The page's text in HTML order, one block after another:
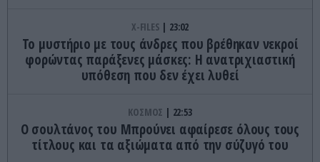
X-FILES 23:02
Το μυστήριο με τους άνδρες που βρέθηκαν νεκροί
φορώντας παράξενες μάσκες: Η ανατριχιαστική
υπόθεση που δεν έχει λυθεί
ΚΟΣΜΟΣ 22:53
Ο σουλτάνος του Μπρούνει αφαίρεσε όλους τους
τίτλους και τα αξιώματα από την σύζυγό του